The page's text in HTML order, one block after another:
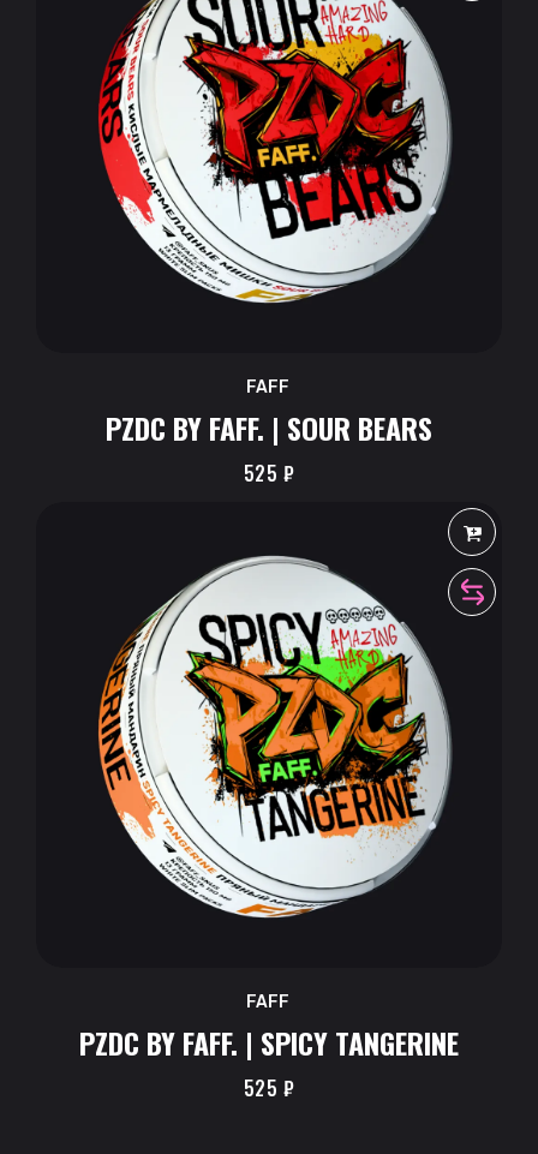
FAFF
PZDC BY FAFF. | SOUR BEARS
525 ₽
FAFF
PZDC BY FAFF. | SPICY TANGERINE
525 ₽